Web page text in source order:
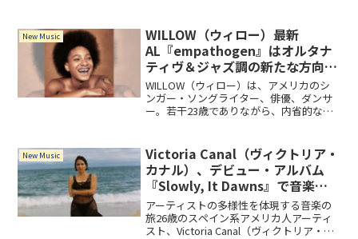
ンが5年以上の沈黙を経て発表する作品
で...
New Music
WILLOW（ウィロー）最新
AL『empathogen』はオルタナ
ティヴ＆ジャズ調の新たな方向性
を打ち出した作品！
WILLOW（ウィロー）は、アメリカのシ
ンガー・ソングライター、俳優、ダンサ
ー。若干23歳でありながら、内省的な歌
ンを融合した楽曲群は、現代の音楽シー
ンにおいてリスナーの共感を得ていま
す。
New Music
Victoria Canal（ヴィクトリア・
カナル）、デビュー・アルバム
『Slowly, It Dawns』で音楽の
新たな地平を切り開く
アーティストの多様性を体現する音楽の
旅26歳のスペイン系アメリカ人アーティ
スト、Victoria Canal（ヴィクトリア・カ